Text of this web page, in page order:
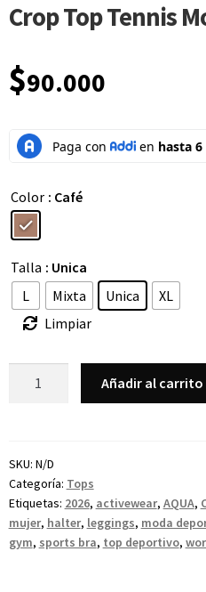
Crop Top Tennis
$90.000
Color : Café
Talla : Unica
L
Mixta Unica
XL
Limpiar
Añadir al carrito
SKU: N/D
Categoría: Tops
Etiquetas: 2026, activewear, AQUA,
mujer, halter, leggings, moda
gym, sports bra, top deportivo,